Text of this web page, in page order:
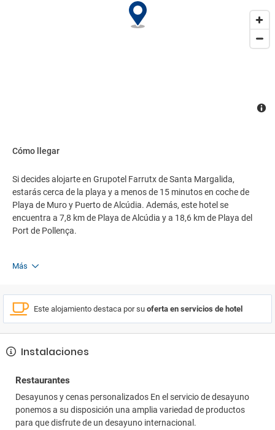
nocturno. Para la cena se requiere vestimenta formal (pantalones
largos y camiseta con mangas para los caballeros). El hotel
transporte público cerca del hotel. Cerca del hotel encontrará
Cómo llegar
Si decides alojarte en Grupotel Farrutx de Santa Margalida,
estarás cerca de la playa y a menos de 15 minutos en coche de
Playa de Muro y Puerto de Alcúdia. Además, este hotel se
encuentra a 7,8 km de Playa de Alcúdia y a 18,6 km de Playa del
Port de Pollença.
Más
Este alojamiento destaca por su oferta en servicios de hotel
Instalaciones
Restaurantes
Desayunos y cenas personalizados En el servicio de desayuno
ponemos a su disposición una amplia variedad de productos
para que disfrute de un desayuno internacional.